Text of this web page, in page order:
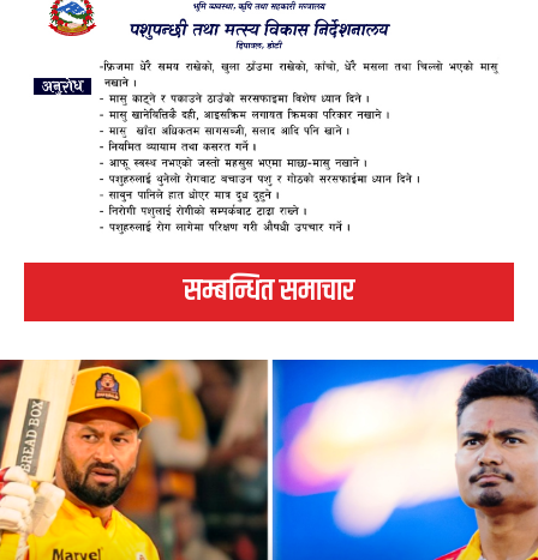
सम्बन्धित समाचार